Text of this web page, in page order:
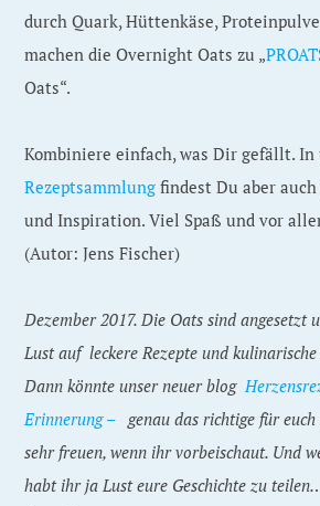
durch Quark, Hüttenkäse,
machen die Overnight Oats zu „
Oats“.
Kombiniere einfach, was Dir gefällt. In
Rezeptsammlung findest Du aber
und Inspiration. Viel Spaß und vor
(Autor: Jens Fischer)
Dezember 2017.Die Oats sind angesetzt
Lust auf leckere Rezepte und
Dann könnte unser neuer blog
Erinnerung – genau das richtige für
sehr freuen, wenn ihr vorbeischaut. Und
habt ihr ja Lust eure Geschichte zu